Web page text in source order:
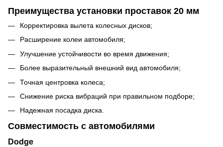
Преимущества установки проставок 20 мм
Корректировка вылета колесных дисков;
Расширение колеи автомобиля;
Улучшение устойчивости во время движения;
Более выразительный внешний вид автомобиля;
Точная центровка колеса;
Снижение риска вибраций при правильном подборе;
Надежная посадка диска.
Совместимость с автомобилями
Dodge